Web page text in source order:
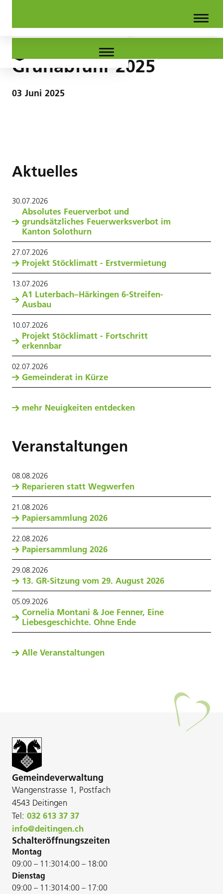
Grünabfuhr 2025
03 Juni 2025
Aktuelles
30.07.2026
Absolutes Feuerverbot und
grundsätzliches Feuerwerksverbot im
Kanton Solothurn
27.07.2026
Projekt Stöcklimatt - Erstvermietung
13.07.2026
A1 Luterbach–Härkingen 6-Streifen-
Ausbau
10.07.2026
Projekt Stöcklimatt - Fortschritt
erkennbar
02.07.2026
Gemeinderat in Kürze
mehr Neuigkeiten entdecken
Veranstaltungen
08.08.2026
Reparieren statt Wegwerfen
21.08.2026
Papiersammlung 2026
22.08.2026
Papiersammlung 2026
29.08.2026
13. GR-Sitzung vom 29. August 2026
05.09.2026
Cornelia Montani & Joe Fenner, Eine
Liebesgeschichte. Ohne Ende
Alle Veranstaltungen
Gemeindeverwaltung
Wangenstrasse 1, Postfach
4543 Deitingen
Tel: 032 613 37 37
info@deitingen.ch
Schalteröffnungszeiten
Montag
09:00 – 11:3014:00 – 18:00
Dienstag
09:00 – 11:3014:00 – 17:00